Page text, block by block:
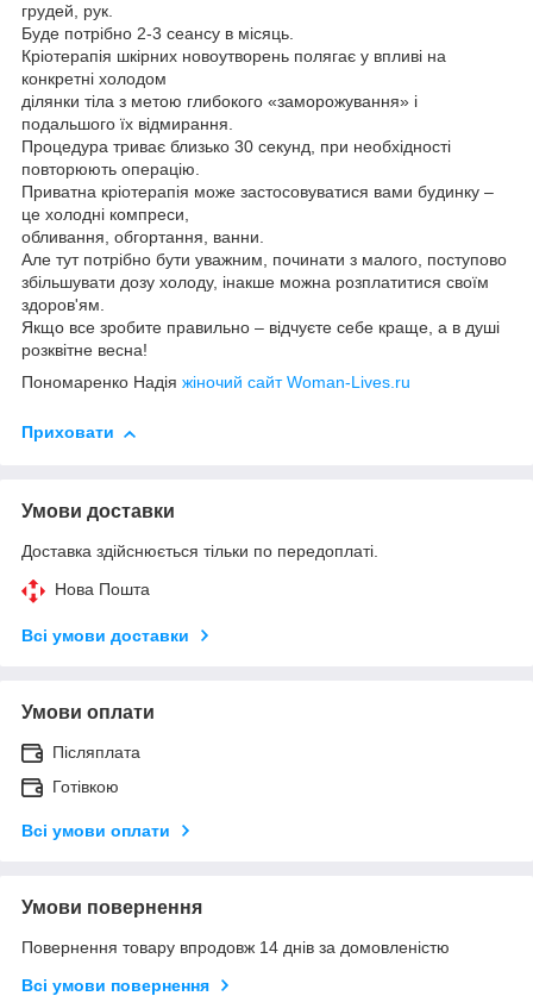
грудей, рук.
Буде потрібно 2-3 сеансу в місяць.
Кріотерапія шкірних новоутворень полягає у впливі на
конкретні холодом
ділянки тіла з метою глибокого «заморожування» і
подальшого їх відмирання.
Процедура триває близько 30 секунд, при необхідності
повторюють операцію.
Приватна кріотерапія може застосовуватися вами будинку –
це холодні компреси,
обливання, обгортання, ванни.
Але тут потрібно бути уважним, починати з малого, поступово
збільшувати дозу холоду, інакше можна розплатитися своїм
здоров'ям.
Якщо все зробите правильно – відчуєте себе краще, а в душі
розквітне весна!
Пономаренко Надія жіночий сайт Woman-Lives.ru
Приховати
Умови доставки
Доставка здійснюється тільки по передоплаті.
Нова Пошта
Всі умови доставки
Умови оплати
Післяплата
Готівкою
Всі умови оплати
Умови повернення
Повернення товару впродовж 14 днів за домовленістю
Всі умови повернення